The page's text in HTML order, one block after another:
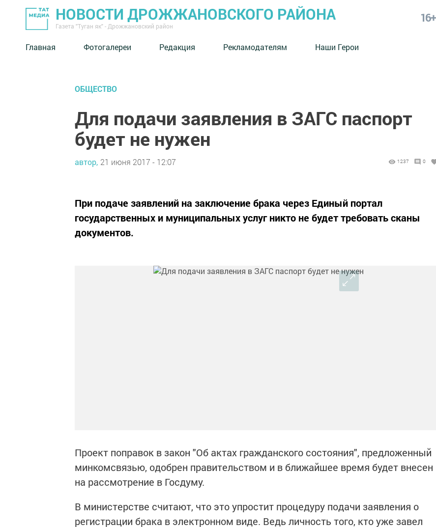
НОВОСТИ ДРОЖЖАНОВСКОГО РАЙОНА
Газета "Туган як" - Дрожжановский район
16+
Главная Фотогалереи Редакция Рекламодателям Наши Герои
ОБЩЕСТВО
Для подачи заявления в ЗАГС паспорт
будет не нужен
автор, 21 июня 2017 - 12:07 1237 0
При подаче заявлений на заключение брака через Единый портал
государственных и муниципальных услуг никто не будет требовать сканы
документов.
Проект поправок в закон "Об актах гражданского состояния", предложенный
минкомсвязью, одобрен правительством и в ближайшее время будет внесен
на рассмотрение в Госдуму.
В министерстве считают, что это упростит процедуру подачи заявления о
регистрации брака в электронном виде. Ведь личность того, кто уже завел